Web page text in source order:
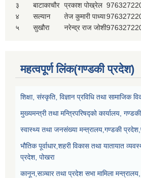
३
बाटाकाचौर प्रकाश पोख्रेल
४
सल्यान तेज कुमारी पाध्या
५
सुखौरा नरेन्द्र राज जोशी
महत्वपूर्ण लिंक(गण्डकी प्रदेश)
शिक्षा, संस्कृति, विज्ञान प्रविधि तथा सामाजिक
मुख्यमन्त्री तथा मन्त्रिपरिषद्को कार्यालय,
स्वास्थ्य तथा जनसंख्या मन्त्रालय,गण्डकी
भौतिक पूर्वाधार,शहरी विकास तथा यातायात
प्रदेश, पोखरा
कानून,सञ्चार तथा प्रदेश सभा मामिला